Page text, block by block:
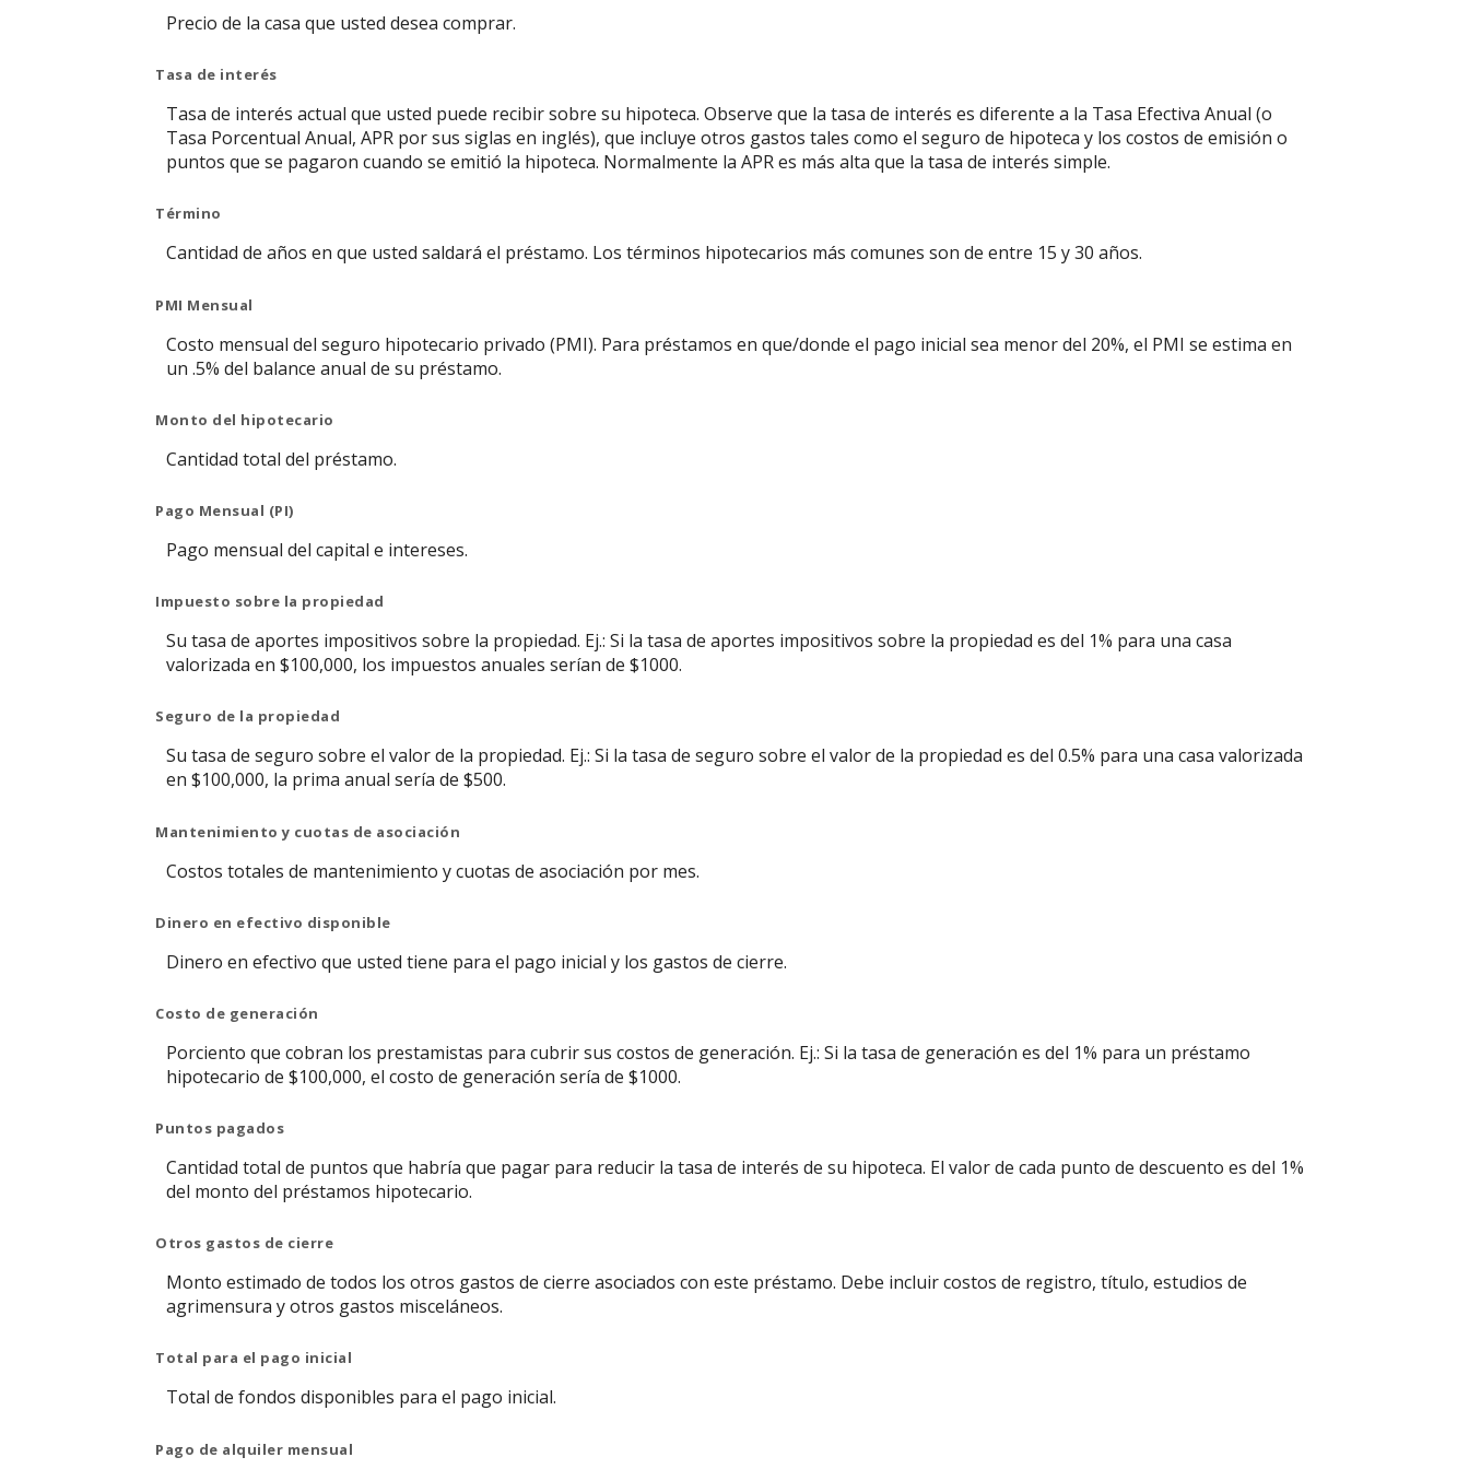
Precio de la casa que usted desea comprar.
Tasa de interés
Tasa de interés actual que usted puede recibir sobre su hipoteca. Observe que la tasa de interés es diferente a la Tasa Efectiva Anual (o
Tasa Porcentual Anual, APR por sus siglas en inglés), que incluye otros gastos tales como el seguro de hipoteca y los costos de emisión o
puntos que se pagaron cuando se emitió la hipoteca. Normalmente la APR es más alta que la tasa de interés simple.
Término
Cantidad de años en que usted saldará el préstamo. Los términos hipotecarios más comunes son de entre 15 y 30 años.
PMI Mensual
Costo mensual del seguro hipotecario privado (PMI). Para préstamos en que/donde el pago inicial sea menor del 20%, el PMI se estima en
un .5% del balance anual de su préstamo.
Monto del hipotecario
Cantidad total del préstamo.
Pago Mensual (PI)
Pago mensual del capital e intereses.
Impuesto sobre la propiedad
Su tasa de aportes impositivos sobre la propiedad. Ej.: Si la tasa de aportes impositivos sobre la propiedad es del 1% para una casa
valorizada en $100,000, los impuestos anuales serían de $1000.
Seguro de la propiedad
Su tasa de seguro sobre el valor de la propiedad. Ej.: Si la tasa de seguro sobre el valor de la propiedad es del 0.5% para una casa valorizada
en $100,000, la prima anual sería de $500.
Mantenimiento y cuotas de asociación
Costos totales de mantenimiento y cuotas de asociación por mes.
Dinero en efectivo disponible
Dinero en efectivo que usted tiene para el pago inicial y los gastos de cierre.
Costo de generación
Porciento que cobran los prestamistas para cubrir sus costos de generación. Ej.: Si la tasa de generación es del 1% para un préstamo
hipotecario de $100,000, el costo de generación sería de $1000.
Puntos pagados
Cantidad total de puntos que habría que pagar para reducir la tasa de interés de su hipoteca. El valor de cada punto de descuento es del 1%
del monto del préstamos hipotecario.
Otros gastos de cierre
Monto estimado de todos los otros gastos de cierre asociados con este préstamo. Debe incluir costos de registro, título, estudios de
agrimensura y otros gastos misceláneos.
Total para el pago inicial
Total de fondos disponibles para el pago inicial.
Pago de alquiler mensual